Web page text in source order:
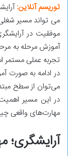
توریسم آنلاین:
می ‌تواند مسیر
موفقیت در
آموزش مرحله ‌به
تجربه عملی مستمر
در ادامه به ‌صورت
می‌توان از سطح
در این مسیر
مهارت‌های واقعی
آرایشگری؛